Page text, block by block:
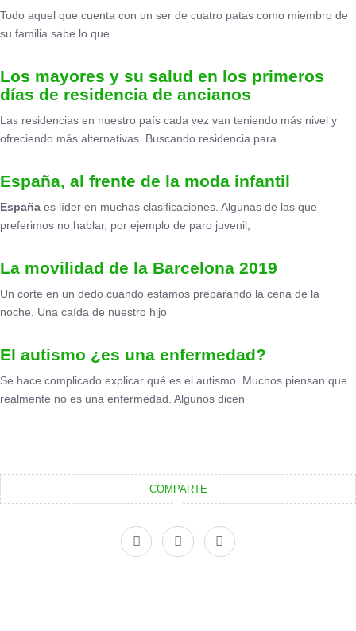
Todo aquel que cuenta con un ser de cuatro patas como miembro de
su familia sabe lo que
Los mayores y su salud en los primeros
días de residencia de ancianos
Las residencias en nuestro país cada vez van teniendo más nivel y
ofreciendo más alternativas. Buscando residencia para
España, al frente de la moda infantil
España es líder en muchas clasificaciones. Algunas de las que
preferimos no hablar, por ejemplo de paro juvenil,
La movilidad de la Barcelona 2019
Un corte en un dedo cuando estamos preparando la cena de la
noche. Una caída de nuestro hijo
El autismo ¿es una enfermedad?
Se hace complicado explicar qué es el autismo. Muchos piensan que
realmente no es una enfermedad. Algunos dicen
COMPARTE
a
c
e
-
t
w
n
s
t